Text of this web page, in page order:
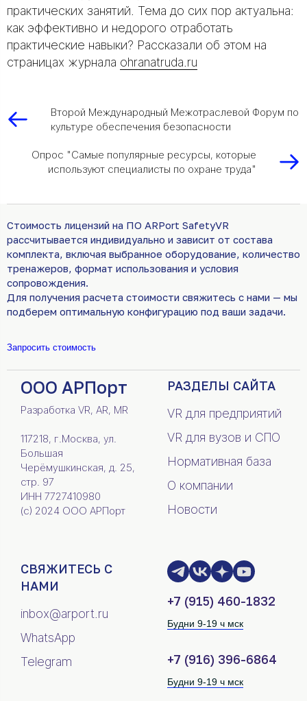
практических занятий. Тема до сих пор актуальна:
как эффективно и недорого отработать
практические навыки? Рассказали об этом на
страницах журнала ohranatruda.ru
Второй Международный Межотраслевой Форум по
культуре обеспечения безопасности
Опрос "Самые популярные ресурсы, которые
используют специалисты по охране труда"
Стоимость лицензий на ПО ARPort SafetyVR
рассчитывается индивидуально и зависит от состава
комплекта, включая выбранное оборудование, количество
тренажеров, формат использования и условия
сопровождения.
Для получения расчета стоимости свяжитесь с нами — мы
подберем оптимальную конфигурацию под ваши задачи.
Запросить стоимость
ООО АРПорт
Разработка VR, AR, MR
117218, г.Москва, ул.
Большая
Черёмушкинская, д. 25,
стр. 97
ИНН 7727410980
(c) 2024 ООО АРПорт
РАЗДЕЛЫ САЙТА
VR для предприятий
VR для вузов и СПО
Нормативная база
О компании
Новости
СВЯЖИТЕСЬ С
НАМИ
inbox@arport.ru
WhatsApp
Telegram
+7 (915) 460-1832
Будни 9-19 ч мск
+7 (916) 396-6864
Будни 9-19 ч мск